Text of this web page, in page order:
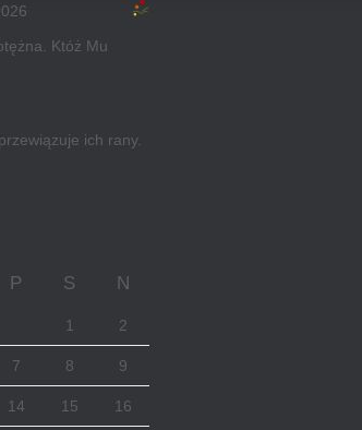
Któż Mu
ich rany.
P S N
1 2
7 8 9
14 15 16